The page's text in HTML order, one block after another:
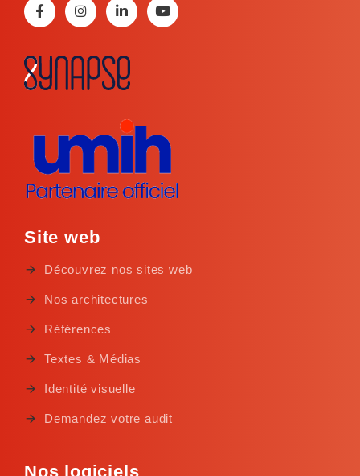
Site web
Découvrez nos sites web
Nos architectures
Références
Textes & Médias
Identité visuelle
Demandez votre audit
Nos logiciels